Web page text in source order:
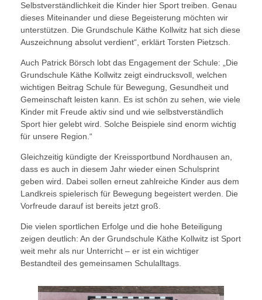
Selbstverständlichkeit die Kinder hier Sport treiben. Genau
dieses Miteinander und diese Begeisterung möchten wir
unterstützen. Die Grundschule Käthe Kollwitz hat sich diese
Auszeichnung absolut verdient“, erklärt Torsten Pietzsch.
Auch Patrick Börsch lobt das Engagement der Schule: „Die
Grundschule Käthe Kollwitz zeigt eindrucksvoll, welchen
wichtigen Beitrag Schule für Bewegung, Gesundheit und
Gemeinschaft leisten kann. Es ist schön zu sehen, wie viele
Kinder mit Freude aktiv sind und wie selbstverständlich
Sport hier gelebt wird. Solche Beispiele sind enorm wichtig
für unsere Region.“
Gleichzeitig kündigte der Kreissportbund Nordhausen an,
dass es auch in diesem Jahr wieder einen Schulsprint
geben wird. Dabei sollen erneut zahlreiche Kinder aus dem
Landkreis spielerisch für Bewegung begeistert werden. Die
Vorfreude darauf ist bereits jetzt groß.
Die vielen sportlichen Erfolge und die hohe Beteiligung
zeigen deutlich: An der Grundschule Käthe Kollwitz ist Sport
weit mehr als nur Unterricht – er ist ein wichtiger
Bestandteil des gemeinsamen Schulalltags.